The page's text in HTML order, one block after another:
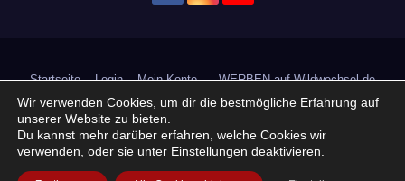
Startseite Login Mein Konto · WERBEN auf Wildwechsel.de
+ Neue Veranstaltung eintragen:
Impressum / Datenschutzerklärung Praktikum, Ausbildung & Jobs
Wir verwenden Cookies, um dir die bestmögliche Erfahrung auf
unserer Website zu bieten.
Du kannst mehr darüber erfahren, welche Cookies wir
verwenden, oder sie unter Einstellungen deaktivieren.